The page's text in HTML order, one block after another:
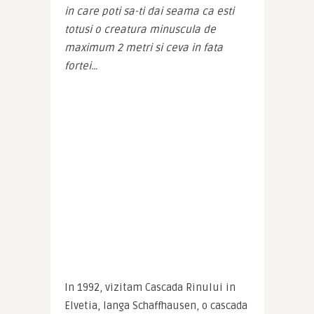
in care poti sa-ti dai seama ca esti
totusi o creatura minuscula de
maximum 2 metri si ceva in fata
fortei…
In 1992, vizitam Cascada Rinului in
Elvetia, langa Schaffhausen, o cascada